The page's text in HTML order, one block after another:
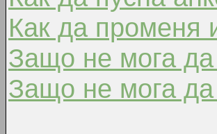
Как да променя
Защо не мога
Защо не мога да